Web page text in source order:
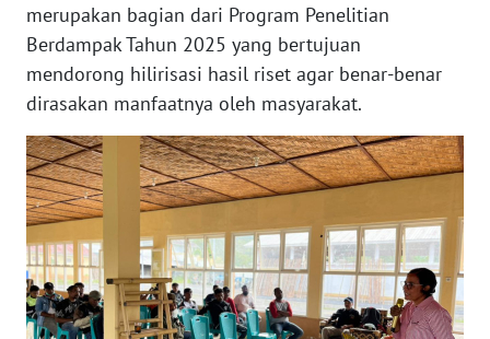
merupakan bagian dari Program Penelitian
Berdampak Tahun 2025 yang bertujuan
mendorong hilirisasi hasil riset agar benar-benar
dirasakan manfaatnya oleh masyarakat.
KEPRI
WN
PAPUA
WN
PAPUA
BARAT
WN